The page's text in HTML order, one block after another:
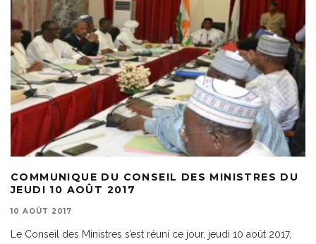
COMMUNIQUE DU CONSEIL DES MINISTRES DU
JEUDI 10 AOÛT 2017
10 AOÛT 2017
Le Conseil des Ministres s’est réuni ce jour, jeudi 10 août 2017,